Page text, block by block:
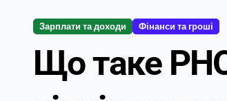
Зарплати та доходи Фінанси та гроші
Що таке